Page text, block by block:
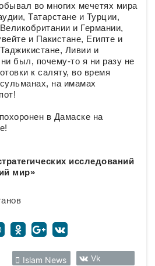
во многих мечетях мира
Татарстане и Турции,
и Германии,
и Пакистане, Египте и
Ливии и
был, почему-то я ни разу не
к саляту, во время
на имамах
в Дамаске на
исследований
мир»
Islam News Vk